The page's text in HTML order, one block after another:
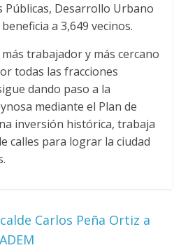
Públicas, Desarrollo Urbano
a 3,649 vecinos.
más trabajador y más cercano
todas las fracciones
dando paso a la
mediante el Plan de
inversión histórica, trabaja
calles para lograr la ciudad
Carlos Peña Ortiz a